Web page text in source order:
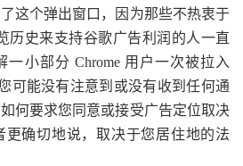
这个弹出窗口，因为那些不热衷于
历史来支持谷歌广告利润的人一直
小部分 Chrome 用户一次被拉入
可能没有注意到或没有收到任何通
何要求您同意或接受广告定位取决
更确切地说，取决于您居住地的法